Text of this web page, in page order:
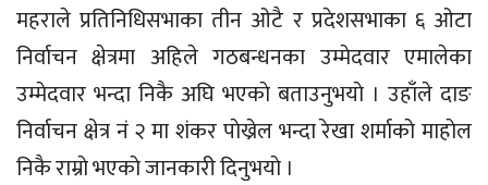
महराले प्रतिनिधिसभाका तीन ओटै र प्रदेशसभाका ६ ओटा
निर्वाचन क्षेत्रमा अहिले गठबन्धनका उम्मेदवार एमालेका
उम्मेदवार भन्दा निकै अघि भएकाे बताउनुभयाे । उहाँले दाङ
निर्वाचन क्षेत्र नं २ मा शंकर पाेख्रेल भन्दा रेखा शर्माकाे माहाेल
निकै राम्राे भएकाे जानकारी दिनुभयाे ।